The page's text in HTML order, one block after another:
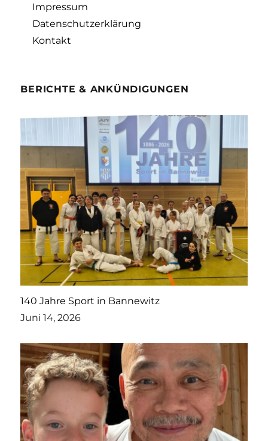
Impressum
Datenschutzerklärung
Kontakt
BERICHTE & ANKÜNDIGUNGEN
140 Jahre Sport in Bannewitz
Juni 14, 2026